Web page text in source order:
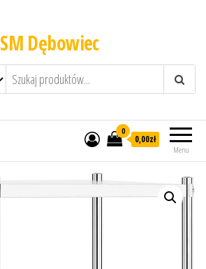
SM Dębowiec
Menu
0
0,00zł